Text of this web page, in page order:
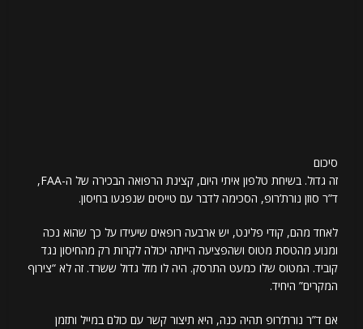
סיכום
זה גדול. בשיחת טלפון איתי היום, קצינת הרפואה הבכירה של ה-FAA,
ד”ר סוזן נורת’רופ, הסכימה לדבר עם טייסים שנפגעו בחיסון.
לאחד מהם, קודי פלינט, יש ארבעה רופאים שיעידו על כך שהוא נכה
ומנוע מהטסת מטוס ושהפציעה הייתה יכולה לקרות רק מהחיסון נגד
קוביד. המטוס שלו כמעט התרסק. היה לו מזל גדול ששרד. זה לא “צירוף
המקרים” היחיד.
אם ד”ר נורת’רופ תהיה כנה, היא תיצור קשר עם כולם במייל ותזמן